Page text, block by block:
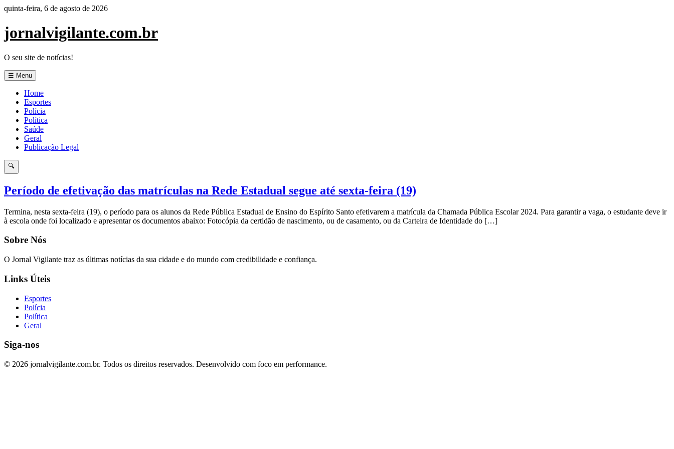
Pular
o
conteúdo
quinta-feira, 6 de agosto de 2026
jornalvigilante.com.br
O seu site de notícias!
☰ Menu
Home
Esportes
Polícia
Política
Saúde
Geral
Publicação Legal
🔍
Período de efetivação das matrículas na Rede Estadual segue até sexta-feira (19)
Termina, nesta sexta-feira (19), o período para os alunos da Rede Pública Estadual de Ensino do Espírito Santo efetivarem a matrícula da Chamada Pública Escolar 2024. Para garantir a vaga, o estudante deve ir
à escola onde foi localizado e apresentar os documentos abaixo: Fotocópia da certidão de nascimento, ou de casamento, ou da Carteira de Identidade do […]
Sobre Nós
O Jornal Vigilante traz as últimas notícias da sua cidade e do mundo com credibilidade e confiança.
Links Úteis
Esportes
Polícia
Política
Geral
Siga-nos
© 2026 jornalvigilante.com.br. Todos os direitos reservados. Desenvolvido com foco em performance.